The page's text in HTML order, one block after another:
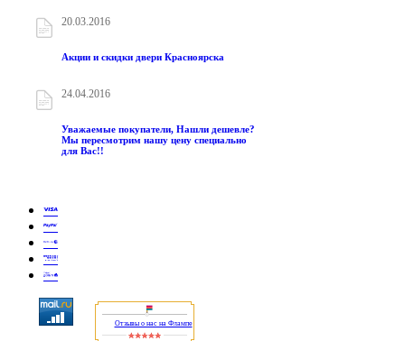
20.03.2016
Акции и скидки двери Красноярска
24.04.2016
Уважаемые покупатели, Нашли дешевле?
Мы пересмотрим нашу цену специально
для Вас!!
Отзывы о нас на Флампе